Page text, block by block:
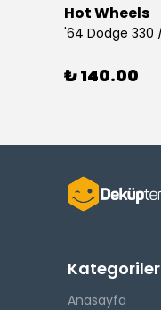
Hot Wheels
₺ 140.00
Kategoriler
Anasayfa